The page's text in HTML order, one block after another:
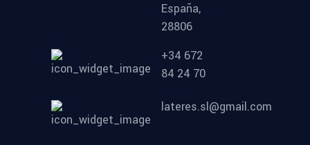
España,
28806
+34 672
84 24 70
lateres.sl@gmail.com